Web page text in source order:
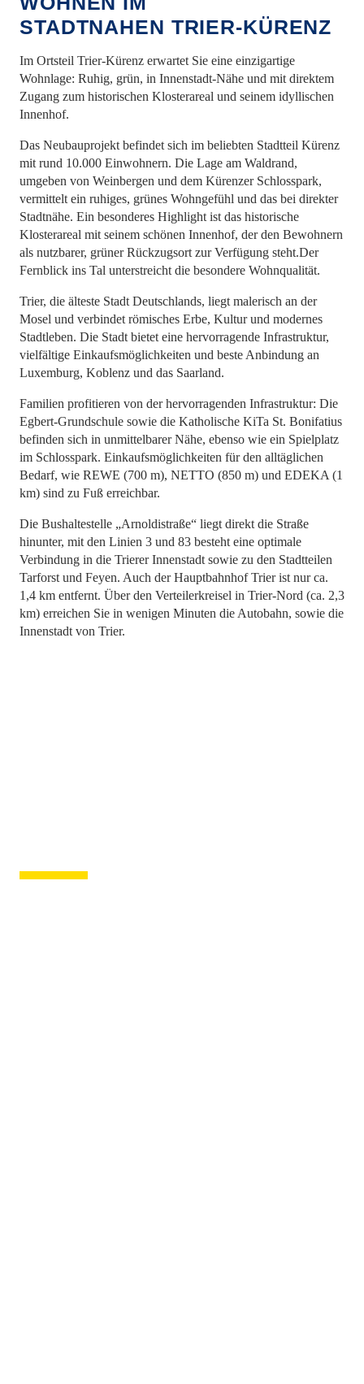
STADTNAHEN TRIER-KÜRENZ
Im Ortsteil Trier-Kürenz erwartet Sie eine einzigartige
Wohnlage: Ruhig, grün, in Innenstadt-Nähe und mit direktem
Zugang zum historischen Klosterareal und seinem idyllischen
Innenhof.
Das Neubauprojekt befindet sich im beliebten Stadtteil Kürenz
mit rund 10.000 Einwohnern. Die Lage am Waldrand,
umgeben von Weinbergen und dem Kürenzer Schlosspark,
vermittelt ein ruhiges, grünes Wohngefühl und das bei direkter
Stadtnähe. Ein besonderes Highlight ist das historische
Klosterareal mit seinem schönen Innenhof, der den Bewohnern
als nutzbarer, grüner Rückzugsort zur Verfügung steht.Der
Fernblick ins Tal unterstreicht die besondere Wohnqualität.
Trier, die älteste Stadt Deutschlands, liegt malerisch an der
Mosel und verbindet römisches Erbe, Kultur und modernes
Stadtleben. Die Stadt bietet eine hervorragende Infrastruktur,
vielfältige Einkaufsmöglichkeiten und beste Anbindung an
Luxemburg, Koblenz und das Saarland.
Familien profitieren von der hervorragenden Infrastruktur: Die
Egbert-Grundschule sowie die Katholische KiTa St. Bonifatius
befinden sich in unmittelbarer Nähe, ebenso wie ein Spielplatz
im Schlosspark. Einkaufsmöglichkeiten für den alltäglichen
Bedarf, wie REWE (700 m), NETTO (850 m) und EDEKA (1
km) sind zu Fuß erreichbar.
Die Bushaltestelle „Arnoldistraße“ liegt direkt die Straße
hinunter, mit den Linien 3 und 83 besteht eine optimale
Verbindung in die Trierer Innenstadt sowie zu den Stadtteilen
Tarforst und Feyen. Auch der Hauptbahnhof Trier ist nur ca.
1,4 km entfernt. Über den Verteilerkreisel in Trier-Nord (ca. 2,3
km) erreichen Sie in wenigen Minuten die Autobahn, sowie die
Innenstadt von Trier.